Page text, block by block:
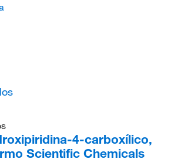
4-carboxílico,
Scientific Chemicals